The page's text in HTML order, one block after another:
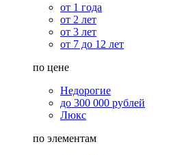
от 1 года
от 2 лет
от 3 лет
от 7 до 12 лет
по цене
Недорогие
до 300 000 рублей
Люкс
по элементам